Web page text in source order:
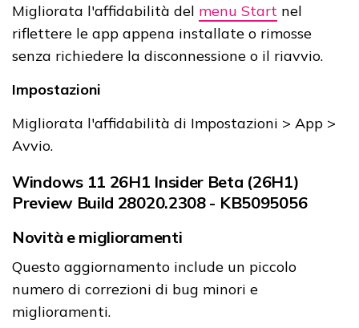
Migliorata l'affidabilità del menu Start nel
riflettere le app appena installate o rimosse
senza richiedere la disconnessione o il riavvio.
Impostazioni
Migliorata l'affidabilità di Impostazioni > App >
Avvio.
Windows 11 26H1 Insider Beta (26H1)
Preview Build 28020.2308 - KB5095056
Novità e miglioramenti
Questo aggiornamento include un piccolo
numero di correzioni di bug minori e
miglioramenti.